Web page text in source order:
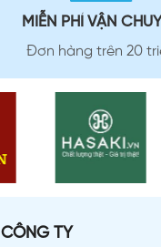
MIỄN PHÍ VẬN
Đơn hàng trên 20
TY